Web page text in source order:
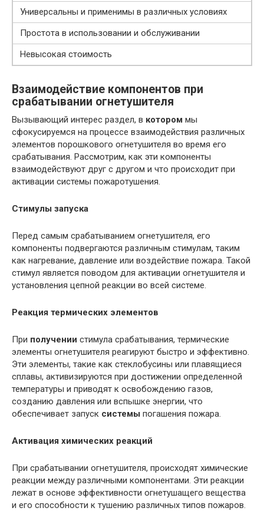
Универсальны и применимы в различных условиях
Простота в использовании и обслуживании
Невысокая стоимость
Взаимодействие компонентов при
срабатывании огнетушителя
Вызывающий интерес раздел, в котором мы
сфокусируемся на процессе взаимодействия различных
элементов порошкового огнетушителя во время его
срабатывания. Рассмотрим, как эти компоненты
взаимодействуют друг с другом и что происходит при
активации системы пожаротушения.
Стимулы запуска
Перед самым срабатыванием огнетушителя, его
компоненты подвергаются различным стимулам, таким
как нагревание, давление или воздействие пожара. Такой
стимул является поводом для активации огнетушителя и
установления цепной реакции во всей системе.
Реакция термических элементов
При получении стимула срабатывания, термические
элементы огнетушителя реагируют быстро и эффективно.
Эти элементы, такие как стеклобусины или плавящиеся
сплавы, активизируются при достижении определенной
температуры и приводят к освобождению газов,
созданию давления или вспышке энергии, что
обеспечивает запуск системы погашения пожара.
Активация химических реакций
При срабатывании огнетушителя, происходят химические
реакции между различными компонентами. Эти реакции
лежат в основе эффективности огнетушащего вещества
и его способности к тушению различных типов пожаров.